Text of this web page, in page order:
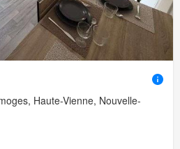
Haute-Vienne, Nouvelle-